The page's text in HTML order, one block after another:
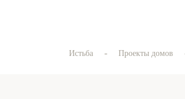
Истьба - Проекты домов